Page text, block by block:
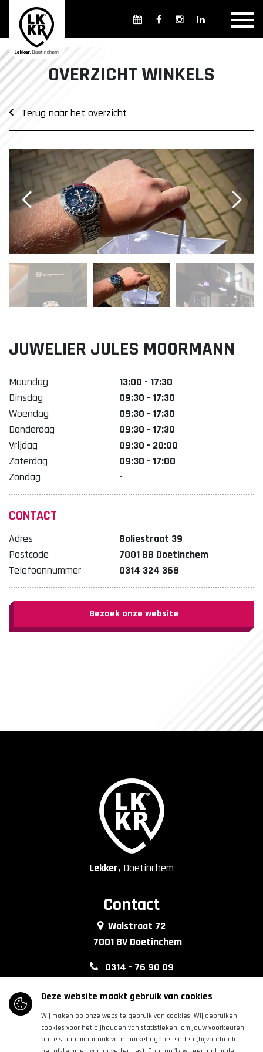
Overzicht winkels
Openingsdagen en -tijden
Weekmarkten
Overzicht Cultuur & Musea
Parkeren in Doetinchem
Openbaar vervoer
Gratis Shuttle
FAQ
Organisatie Binnenstadbedrijf Doetinchem
OVERZICHT WINKELS
Terug naar het overzicht
JUWELIER JULES MOORMANN
Maandag
13:00 - 17:30
Dinsdag
09:30 - 17:30
Woendag
09:30 - 17:30
Donderdag
09:30 - 17:30
Vrijdag
09:30 - 20:00
Zaterdag
09:30 - 17:00
Zondag
-
CONTACT
Adres
Boliestraat 39
Postcode
7001 BB Doetinchem
Telefoonnummer
0314 324 368
Bezoek onze website
Lekker, Doetinchem
Contact
Walstraat 72
7001 BV Doetinchem
0314 - 76 90 09
info@lkkrdoetinchem.nl
Volg ons
Deze website maakt gebruik van cookies
Wij maken op onze website gebruik van cookies. Wij gebruiken
cookies voor het bijhouden van statistieken, om jouw voorkeuren
op te slaan, maar ook voor marketingdoeleinden (bijvoorbeeld